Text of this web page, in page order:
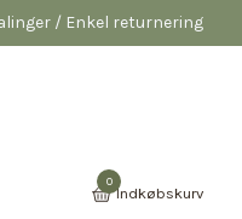
/ Enkel returnering
0
Indkøbskurv